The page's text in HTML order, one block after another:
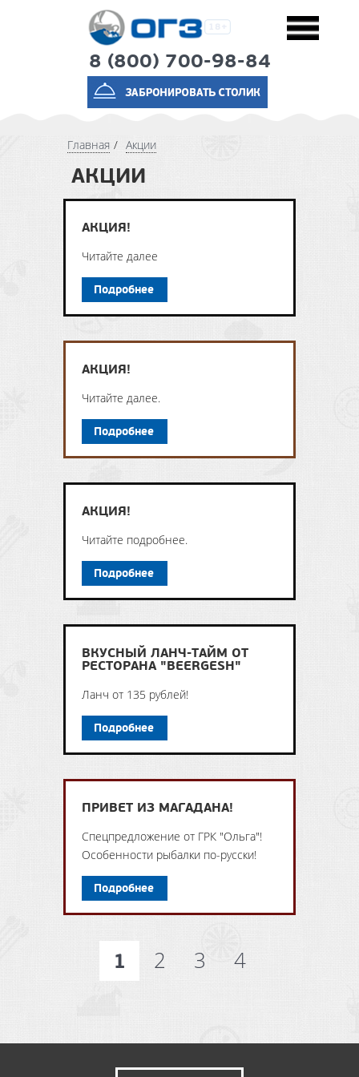
8 (800) 700-98-84
Главная Акции
АКЦИИ
АКЦИЯ!
Читайте далее
Подробнее
АКЦИЯ!
Читайте далее.
Подробнее
АКЦИЯ!
Читайте подробнее.
Подробнее
ВКУСНЫЙ ЛАНЧ-ТАЙМ ОТ
РЕСТОРАНА "BEERGESH"
Ланч от 135 рублей!
Подробнее
ПРИВЕТ ИЗ МАГАДАНА!
Спецпредложение от ГРК "Ольга"!
Особенности рыбалки по-русски!
Подробнее
1 2 3 4